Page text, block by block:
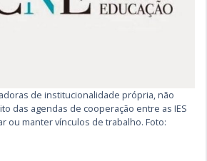
de institucionalidade própria, não
das agendas de cooperação entre as IES
ou manter vínculos de trabalho. Foto: